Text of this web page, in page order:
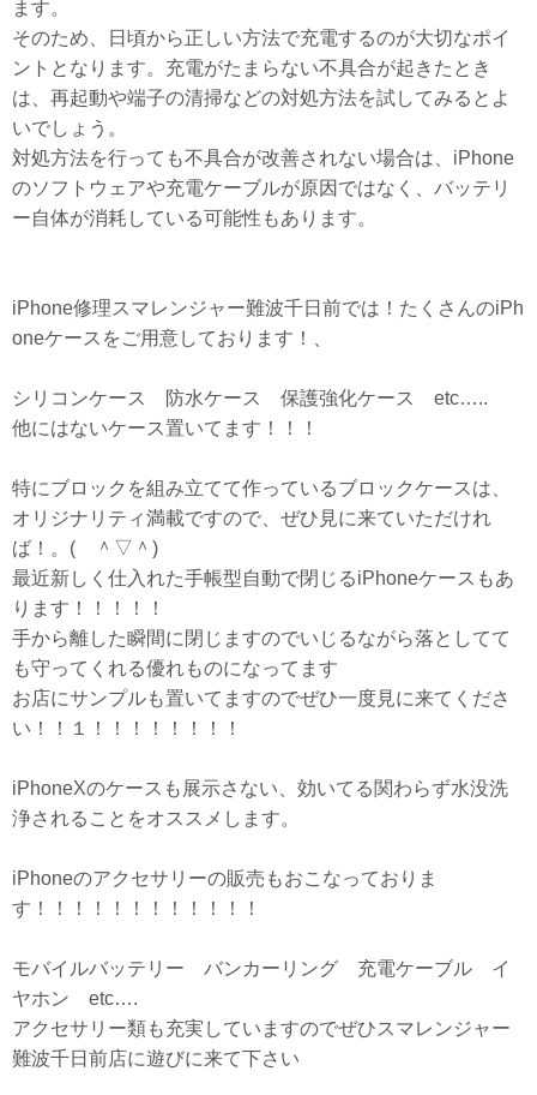
ます。
そのため、日頃から正しい方法で充電するのが大切なポイ
ントとなります。充電がたまらない不具合が起きたとき
は、再起動や端子の清掃などの対処方法を試してみるとよ
いでしょう。
対処方法を行っても不具合が改善されない場合は、iPhone
のソフトウェアや充電ケーブルが原因ではなく、バッテリ
ー自体が消耗している可能性もあります。
iPhone修理スマレンジャー難波千日前では！たくさんのiPh
oneケースをご用意しております！、
シリコンケース 防水ケース 保護強化ケース etc…..
他にはないケース置いてます！！！
特にブロックを組み立てて作っているブロックケースは、
オリジナリティ満載ですので、ぜひ見に来ていただけれ
ば！。( ＾▽＾)
最近新しく仕入れた手帳型自動で閉じるiPhoneケースもあ
ります！！！！！
手から離した瞬間に閉じますのでいじるながら落としてて
も守ってくれる優れものになってます
お店にサンプルも置いてますのでぜひ一度見に来てくださ
い！！１！！！！！！！！
iPhoneXのケースも展示さない、効いてる関わらず水没洗
浄されることをオススメします。
iPhoneのアクセサリーの販売もおこなっておりま
す！！！！！！！！！！！！
モバイルバッテリー バンカーリング 充電ケーブル イ
ヤホン etc….
アクセサリー類も充実していますのでぜひスマレンジャー
難波千日前店に遊びに来て下さい